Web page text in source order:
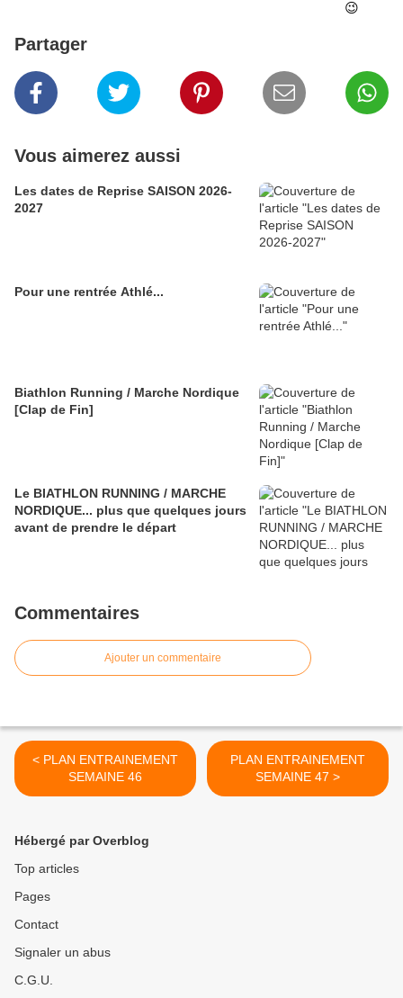
Partager
Vous aimerez aussi
Les dates de Reprise SAISON 2026-
2027
Pour une rentrée Athlé...
Biathlon Running / Marche Nordique
[Clap de Fin]
Le BIATHLON RUNNING / MARCHE
NORDIQUE... plus que quelques jours
avant de prendre le départ
Commentaires
Ajouter un commentaire
< PLAN ENTRAINEMENT
SEMAINE 46
PLAN ENTRAINEMENT
SEMAINE 47 >
Hébergé par Overblog
Top articles
Pages
Contact
Signaler un abus
C.G.U.